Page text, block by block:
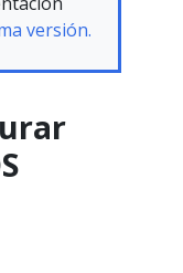
versión.